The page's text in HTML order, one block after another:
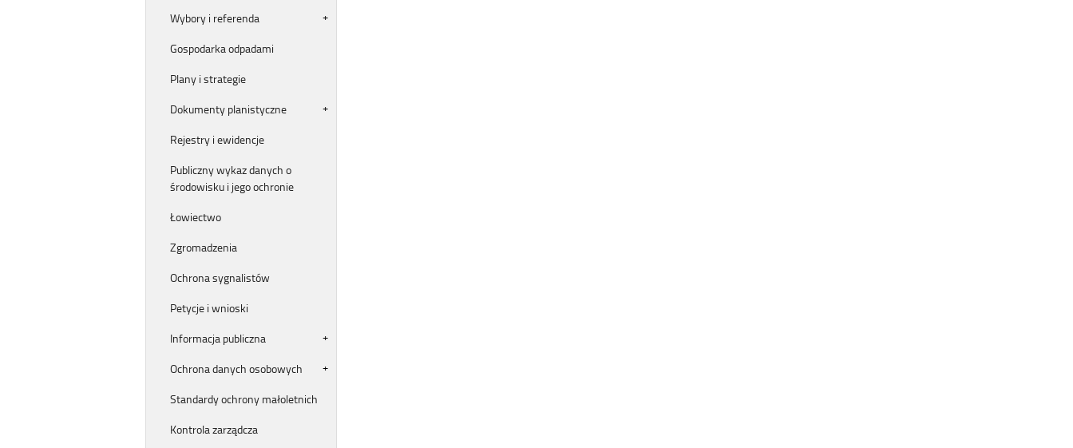
Wybory i referenda
Gospodarka odpadami
Plany i strategie
Dokumenty planistyczne
Rejestry i ewidencje
Publiczny wykaz danych o
środowisku i jego ochronie
Łowiectwo
Zgromadzenia
Ochrona sygnalistów
Petycje i wnioski
Informacja publiczna
Ochrona danych osobowych
Standardy ochrony małoletnich
Kontrola zarządcza